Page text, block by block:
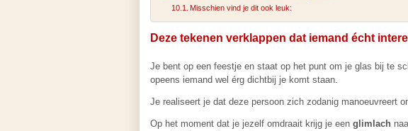
Misschien vind je dit ook leuk:
Deze tekenen verklappen dat iemand écht
Je bent op een feestje en staat op het punt om je glas bij te
opeens iemand wel érg dichtbij je komt staan.
Je realiseert je dat deze persoon zich zodanig manoeuvreert
Op het moment dat je jezelf omdraait krijg je een glimlach